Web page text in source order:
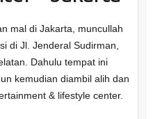
mal di Jakarta, muncullah
di Jl. Jenderal Sudirman,
Dahulu tempat ini
kemudian diambil alih dan
& lifestyle center.